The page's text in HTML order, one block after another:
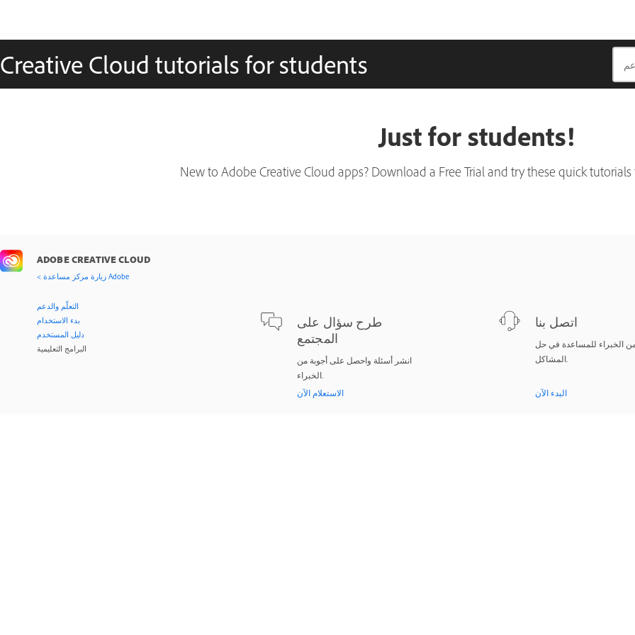
Creative Cloud tutorials for students
Just for students!
New to Adobe Creative Cloud apps? Download a Free Trial and try these quick
ADOBE CREATIVE CLOUD
< زيارة مركز مساعدة Adobe
التعلّم والدعم
بدء الاستخدام
دليل المستخدم
البرامج التعليمية
طرح سؤال على
المجتمع
انشر أسئلة واحصل على أجوبة من
الخبراء.
الاستعلام الآن
اتصل بنا
الخبراء للمساعدة في حل
المشاكل.
البدء الآن